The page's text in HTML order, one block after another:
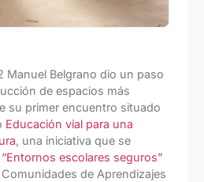
Manuel Belgrano dio un paso
de espacios más
su primer encuentro situado
Educación vial para una
, una iniciativa que se
“Entornos escolares seguros”
de Aprendizajes